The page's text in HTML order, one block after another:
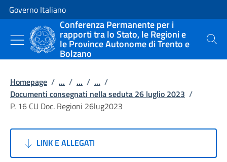
Vai al contenuto
Vai alla navigazione del sito
Governo Italiano
Conferenza Permanente per i
rapporti tra lo Stato, le Regioni e
le Province Autonome di Trento e
Bolzano
Cerca
Homepage / ... / ... / ... /
Documenti consegnati nella seduta 26 luglio 2023 /
P. 16 CU Doc. Regioni 26lug2023
LINK E ALLEGATI